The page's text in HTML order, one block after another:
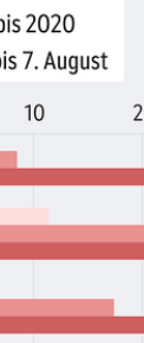
Zusammenhalt
genug aus
jetzigen